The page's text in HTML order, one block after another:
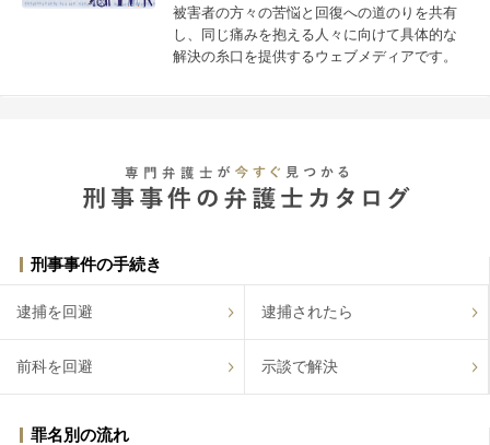
被害者の​方々の​苦悩と​回復への​道のりを​共有
し、同じ​痛みを​抱える​人々に​向けて具体的な​
解決の​糸口を​提供する​ウェブメディアです。​
刑事事件の手続き
逮捕を回避 逮捕されたら
前科を回避 示談で解決
罪名別の流れ